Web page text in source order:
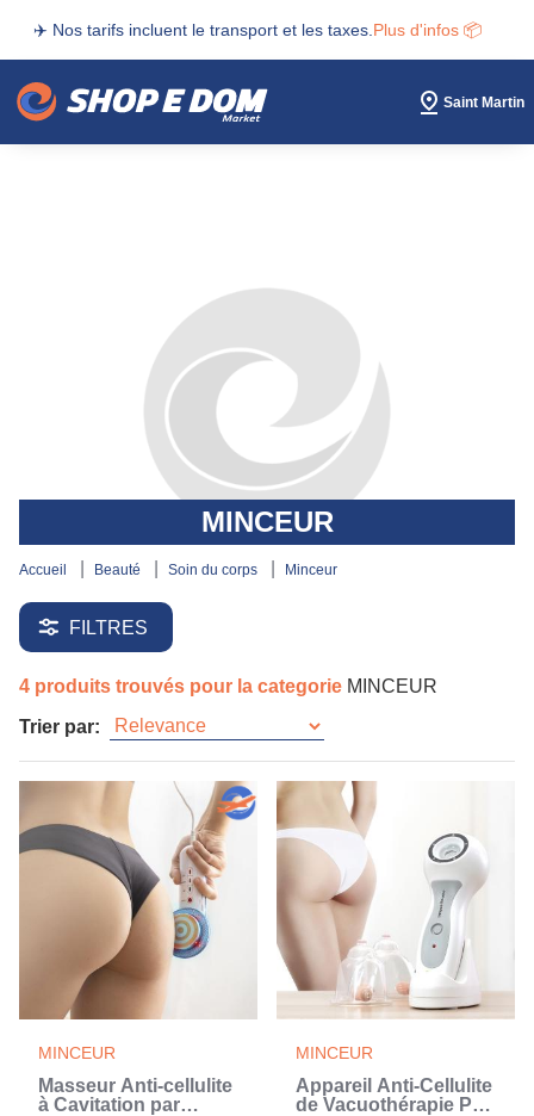
✈️ Nos tarifs incluent le transport et les taxes. Plus d'infos 📦
Saint Martin
MINCEUR
accueil beauté soin du corps minceur
FILTRES
4 produits trouvés pour la categorie MINCEUR
Trier par:
MINCEUR
Masseur Anti-cellulite
à Cavitation par
MINCEUR
Appareil Anti-Cellulite
de Vacuothérapie Pro